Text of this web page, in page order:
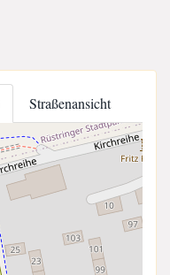
Straßenansicht